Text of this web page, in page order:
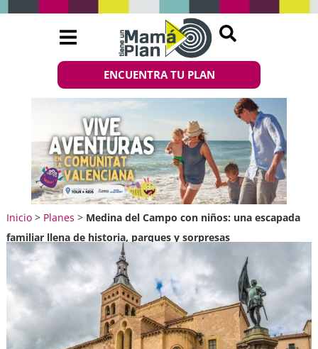
ENCUENTRA TU PLAN
Inicio> Planes > Medina del Campo con niños: una escapada
familiar llena de historia, parques y sorpresas